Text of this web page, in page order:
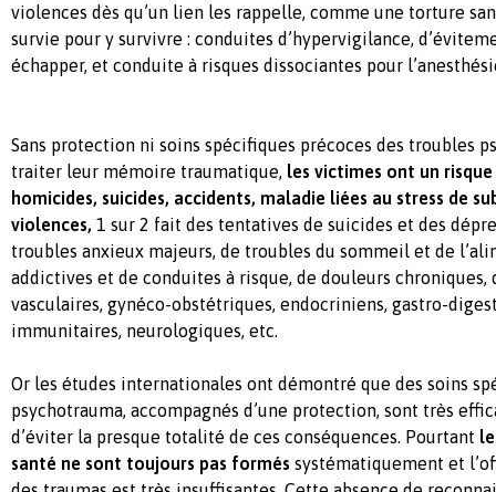
violences dès qu’un lien les rappelle, comme une torture
survie pour y survivre : conduites d’hypervigilance,
échapper, et conduite à risques dissociantes pour
Sans protection ni soins spécifiques précoces des troubles
traiter leur mémoire traumatique, les victimes ont un
homicides, suicides, accidents, maladie liées au stress de
violences, 1 sur 2 fait des tentatives de suicides et des
troubles anxieux majeurs, de troubles du sommeil et de
addictives et de conduites à risque, de douleurs chroniques,
vasculaires, gynéco-obstétriques, endocriniens, gastro-
immunitaires, neurologiques, etc.
Or les études internationales ont démontré que des soins
psychotrauma, accompagnés d’une protection, sont très
d’éviter la presque totalité de ces conséquences. Pourtant
santé ne sont toujours pas formés systématiquement et